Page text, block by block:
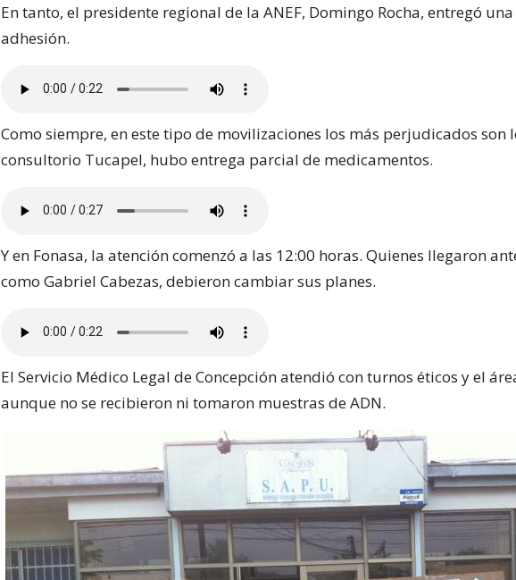
En tanto, el presidente regional de la ANEF, Domingo Rocha, entregó
adhesión.
Como siempre, en este tipo de movilizaciones los más perjudicados son
consultorio Tucapel, hubo entrega parcial de medicamentos.
Y en Fonasa, la atención comenzó a las 12:00 horas. Quienes llegaron
como Gabriel Cabezas, debieron cambiar sus planes.
El Servicio Médico Legal de Concepción atendió con turnos éticos y el
aunque no se recibieron ni tomaron muestras de ADN.